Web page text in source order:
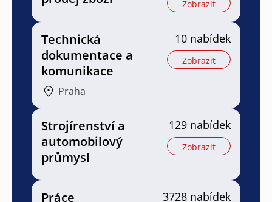
Zobrazit
Technická
dokumentace a
komunikace
Praha
10 nabídek
Zobrazit
Strojírenství a
automobilový
průmysl
129 nabídek
Zobrazit
Práce 3728 nabídek